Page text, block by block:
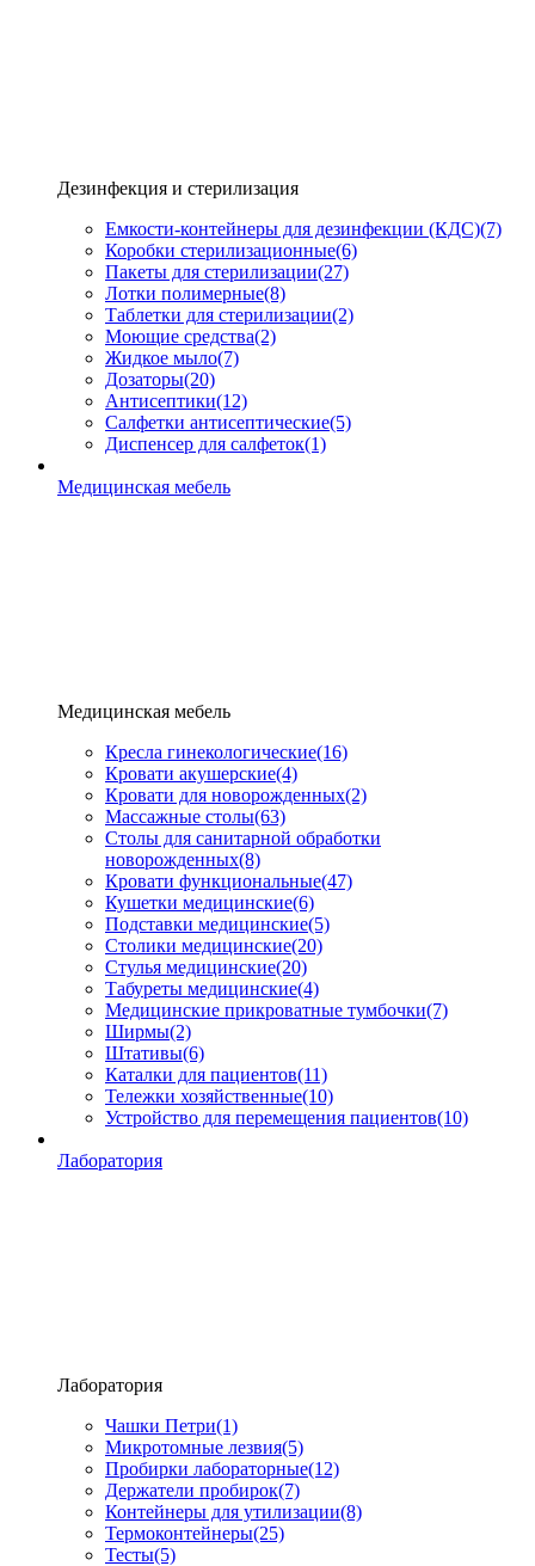
Дезинфекция и стерилизация
Емкости-контейнеры для дезинфекции (КДС)(7)
Коробки стерилизационные(6)
Пакеты для стерилизации(27)
Лотки полимерные(8)
Таблетки для стерилизации(2)
Моющие средства(2)
Жидкое мыло(7)
Дозаторы(20)
Антисептики(12)
Салфетки антисептические(5)
Диспенсер для салфеток(1)
Медицинская мебель
Медицинская мебель
Кресла гинекологические(16)
Кровати акушерские(4)
Кровати для новорожденных(2)
Массажные столы(63)
Столы для санитарной обработки
новорожденных(8)
Кровати функциональные(47)
Кушетки медицинские(6)
Подставки медицинские(5)
Столики медицинские(20)
Стулья медицинские(20)
Табуреты медицинские(4)
Медицинские прикроватные тумбочки(7)
Ширмы(2)
Штативы(6)
Каталки для пациентов(11)
Тележки хозяйственные(10)
Устройство для перемещения пациентов(10)
Лаборатория
Лаборатория
Чашки Петри(1)
Микротомные лезвия(5)
Пробирки лабораторные(12)
Держатели пробирок(7)
Контейнеры для утилизации(8)
Термоконтейнеры(25)
Тесты(5)